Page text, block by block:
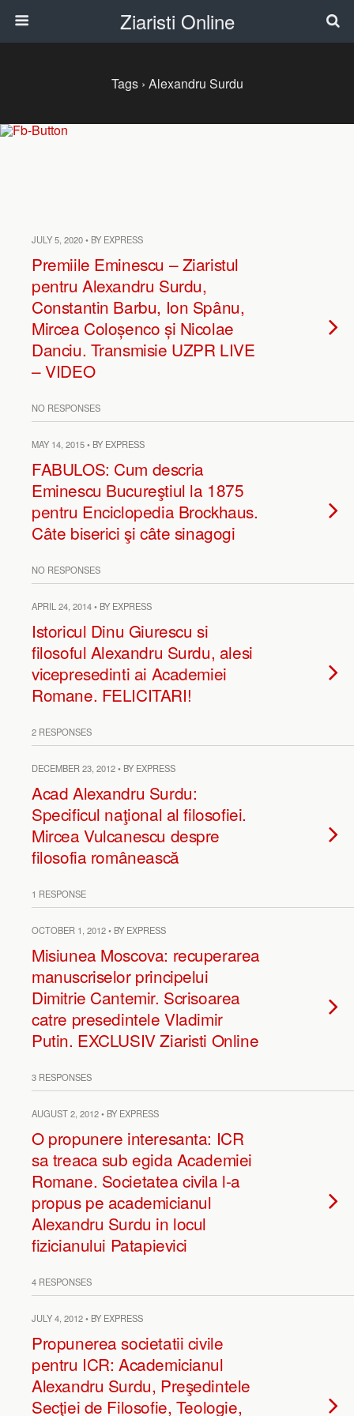
Ziaristi Online
Tags › Alexandru Surdu
JULY 5, 2020 • BY EXPRESS
Premiile Eminescu – Ziaristul
pentru Alexandru Surdu,
Constantin Barbu, Ion Spânu,
Mircea Coloșenco și Nicolae
Danciu. Transmisie UZPR LIVE
– VIDEO
NO RESPONSES
MAY 14, 2015 • BY EXPRESS
FABULOS: Cum descria
Eminescu Bucureştiul la 1875
pentru Enciclopedia Brockhaus.
Câte biserici şi câte sinagogi
NO RESPONSES
APRIL 24, 2014 • BY EXPRESS
Istoricul Dinu Giurescu si
filosoful Alexandru Surdu, alesi
vicepresedinti ai Academiei
Romane. FELICITARI!
2 RESPONSES
DECEMBER 23, 2012 • BY EXPRESS
Acad Alexandru Surdu:
Specificul naţional al filosofiei.
Mircea Vulcanescu despre
filosofia românească
1 RESPONSE
OCTOBER 1, 2012 • BY EXPRESS
Misiunea Moscova: recuperarea
manuscriselor principelui
Dimitrie Cantemir. Scrisoarea
catre presedintele Vladimir
Putin. EXCLUSIV Ziaristi Online
3 RESPONSES
AUGUST 2, 2012 • BY EXPRESS
O propunere interesanta: ICR
sa treaca sub egida Academiei
Romane. Societatea civila l-a
propus pe academicianul
Alexandru Surdu in locul
fizicianului Patapievici
4 RESPONSES
JULY 4, 2012 • BY EXPRESS
Propunerea societatii civile
pentru ICR: Academicianul
Alexandru Surdu, Preşedintele
Secţiei de Filosofie, Teologie,